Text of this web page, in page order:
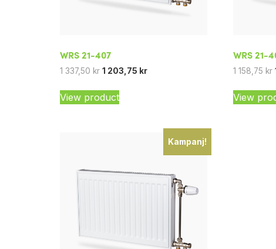
WRS 21-407
1 337,50 kr 1 203,75 kr
View product
WRS 21-
1 158,75 kr
View
Kampanj!